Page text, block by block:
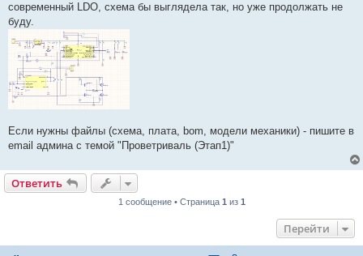
современный LDO, схема бы выглядела так, но уже продолжать не
буду.
Если нужны файлы (схема, плата, bom, модели механики) - пишите в
email админа с темой "Проветриваль (Этап1)"
Ответить
1 сообщение • Страница 1 из 1
Перейти